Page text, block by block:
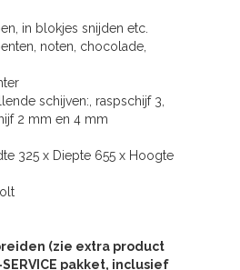
in blokjes snijden etc.
noten, chocolade,
schijven:, raspschijf 3,
2 mm en 4 mm
325 x Diepte 655 x Hoogte
(zie extra product
pakket, inclusief